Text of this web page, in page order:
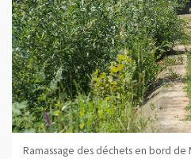
Ramassage des déchets en bord de